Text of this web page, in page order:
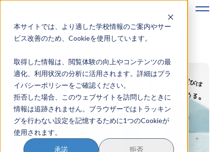
本サイトでは、より適した学校情報のご案内やサー
ビス改善のため、Cookieを使用しています。
取得した情報は、閲覧体験の向上やコンテンツの最
適化、利用状況の分析に活用されます。詳細はプラ
イバシーポリシーをご確認ください。
拒否した場合、このウェブサイトを訪問したときに
情報は追跡されません。ブラウザーではトラッキン
グを行わない設定を記憶するために1つのCookieが
使用されます。
承諾 拒否
地域みらい留学のすすめかた
地域みらい留学とは
学校を探す
イベントを探す
おためし地域留学